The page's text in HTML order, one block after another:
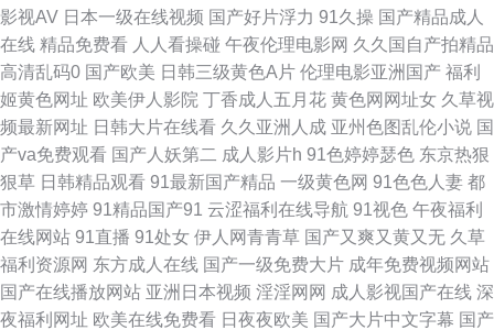
丝喷水在线 国产伦精品 久久只这里有精品 青娱乐超清精品 四虎免费视频 亚
洲午夜剧场 91无码青久 成人片伊人 韩日韩有码 另类网站 青娱视频91 天美
传媒毛片 伊人色av导航 97超碰欧美在线 传媒91啪啪 九九性视频 欧美色日
本 在线视频撸 97视频国产 国产草莓 久久神马私人 欧美色图色色 深夜欲室
导航 伊人性影院 91熊猫视频 亚洲传媒色情A片 国产精品第八页 欧美人妖毛
片A片 午夜福利网成人 91高清免费视频 成人福利视频网 黄色一区久久 女优
影视AV 日本一级在线视频 国产好片浮力 91久操 国产精品成人
在线 精品免费看 人人看操碰 午夜伦理电影网 久久国自产拍精品
高清乱码0 国产欧美 日韩三级黄色A片 伦理电影亚洲国产 福利
姬黄色网址 欧美伊人影院 丁香成人五月花 黄色网网址女 久草视
频最新网址 日韩大片在线看 久久亚洲人成 亚州色图乱伦小说 国
产va免费观看 国产人妖第二 成人影片h 91色婷婷瑟色 东京热狠
狠草 日韩精品观看 91最新国产精品 一级黄色网 91色色人妻 都
市激情婷婷 91精品国产91 云涩福利在线导航 91视色 午夜福利
在线网站 91直播 91处女 伊人网青青草 国产又爽又黄又无 久草
福利资源网 东方成人在线 国产一级免费大片 成年免费视频网站
国产在线播放网站 亚洲日本视频 淫淫网网 成人影视国产在线 深
夜福利网址 欧美在线免费看 日夜夜欧美 国产大片中文字幕 国产